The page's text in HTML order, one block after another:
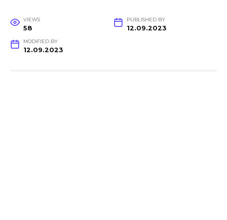
VIEWS
58
PUBLISHED BY
12.09.2023
MODIFIED BY
12.09.2023